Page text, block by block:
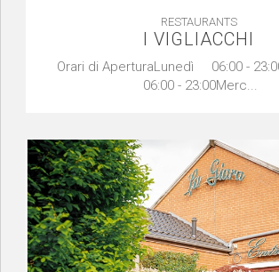
RESTAURANTS
I VIGLIACCHI
Orari di AperturaLunedì 06:00 -
06:00 - 23:00Merc...